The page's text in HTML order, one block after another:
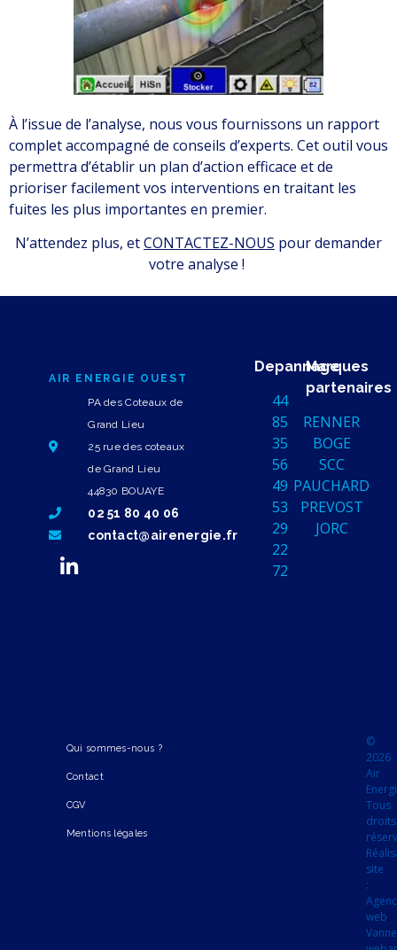
À l’issue de l’analyse, nous vous fournissons un rapport
complet accompagné de conseils d’experts. Cet outil vous
permettra d’établir un plan d’action efficace et de
prioriser facilement vos interventions en traitant les
fuites les plus importantes en premier.
N’attendez plus, etCONTACTEZ-NOUS pour demander
votre analyse !
AIR ENERGIE OUEST
PA des Coteaux de
Grand Lieu
25 rue des coteaux
de Grand Lieu
44830 BOUAYE
02 51 80 40 06
contact@airenergie.fr
Depannage
44
85
35
56
49
53
29
22
72
Marques
partenaires
RENNER
BOGE
SCC
PAUCHARD
PREVOST
JORC
Qui sommes-nous ?
Contact
CGV
Mentions légales
©
2026
Air
Tous
droits
site
:
web